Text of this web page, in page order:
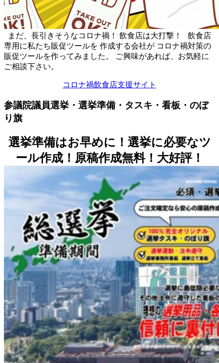
まだ、長引きそうなコロナ禍！ 飲食店は大打撃！ 飲食店
専用に私たち販促ツールを 作成する会社が コロナ禍対策の
販促ツールを作ってみました。 ご興味があれば、お気軽に
ご相談下さい。
コロナ禍飲食店支援サイト
参議院議員選挙・選挙準備・タスキ・看板・のぼ
り旗
選挙準備はお早めに！選挙に必要なツ
ール作成！原稿作成無料！大好評！